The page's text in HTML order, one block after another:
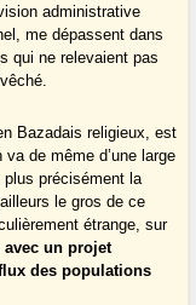
administrative
me dépassent dans
qui ne relevaient pas
Bazadais religieux, est
de même d’une large
plus précisément la
le gros de ce
étrange, sur
avec un projet
des populations